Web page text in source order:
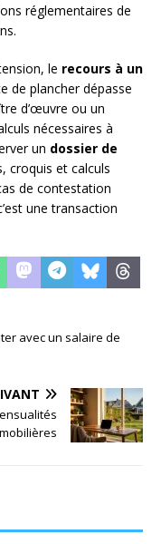
réglementaires de
le recours à un
de plancher dépasse
d’œuvre ou un
nécessaires à
un dossier de
croquis et calculs
de contestation
une transaction
avec un salaire de